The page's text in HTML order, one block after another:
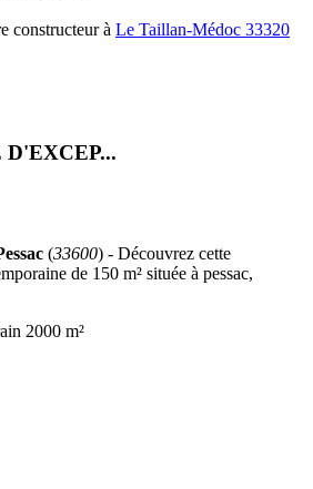
constructeur à Le Taillan-Médoc 33320
(33600) - Découvrez cette
de 150 m² située à pessac,
2000 m²